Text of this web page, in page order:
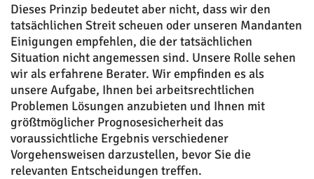
Dieses Prinzip bedeutet aber nicht, dass wir den
tatsächlichen Streit scheuen oder unseren Mandanten
Einigungen empfehlen, die der tatsächlichen
Situation nicht angemessen sind. Unsere Rolle sehen
wir als erfahrene Berater. Wir empfinden es als
unsere Aufgabe, Ihnen bei arbeitsrechtlichen
Problemen Lösungen anzubieten und Ihnen mit
größtmöglicher Prognosesicherheit das
voraussichtliche Ergebnis verschiedener
Vorgehensweisen darzustellen, bevor Sie die
relevanten Entscheidungen treffen.